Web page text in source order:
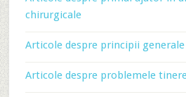
chirurgicale
Articole despre principii
Articole despre problemele